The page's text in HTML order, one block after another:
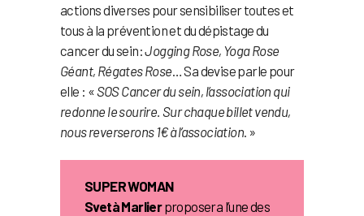
actions diverses pour sensibiliser toutes et
tous à la prévention et du dépistage du
cancer du sein:Jogging Rose, Yoga Rose
Géant, Régates Rose… Sa devise parle pour
elle : « SOS Cancer du sein, l’association qui
redonne le sourire. Sur chaque billet vendu,
nous reverserons 1€ à l’association. »
SUPER WOMAN
Svetà Marlierproposera l’une des